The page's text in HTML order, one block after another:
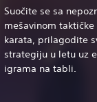
Suočite se sa
mešavinom
karata, prilagodite
strategiju u letu uz
igrama na tabli.